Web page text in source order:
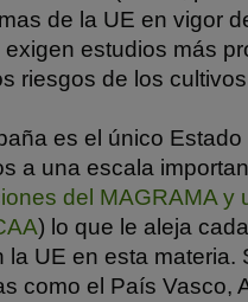
de la UE en vigor
estudios más
riesgos de los
es el único
a una escala
del MAGRAMA y
) lo que le aleja
UE en esta materia.
como el País Vasco,